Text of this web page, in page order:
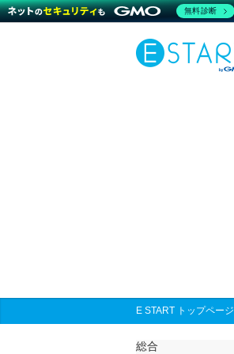
E START トップページ
総合
無料診断